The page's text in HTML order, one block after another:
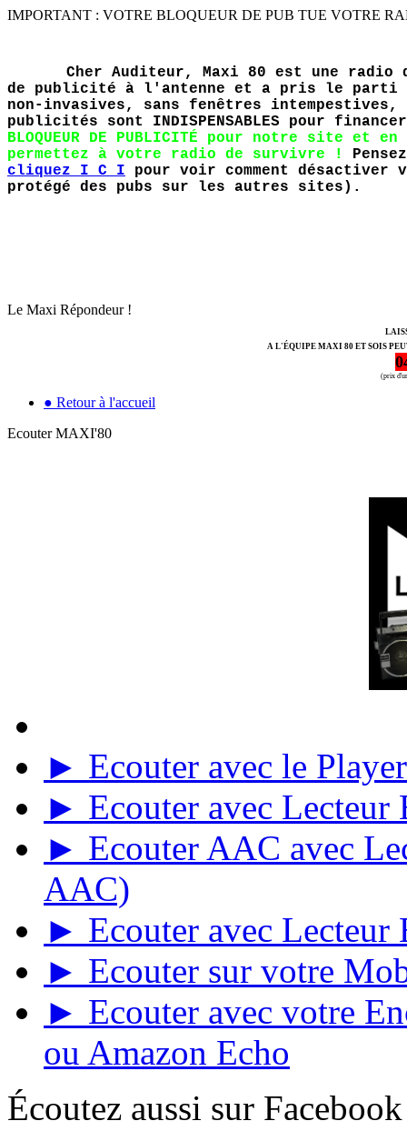
IMPORTANT : VOTRE BLOQUEUR DE PUB TUE VOTRE
Cher Auditeur, Maxi 80 est une
de publicité à l'antenne et a pris le parti
non-invasives, sans fenêtres intempestives,
publicités sont INDISPENSABLES pour
BLOQUEUR DE PUBLICITÉ pour notre site
permettez à votre radio de survivre !
cliquez I C I pour voir comment désactiver
protégé des pubs sur les autres sites).
Le Maxi Répondeur !
A L'ÉQUIPE MAXI 80 ET SOIS
(prix
● Retour à l'accueil
Ecouter MAXI'80
► Ecouter avec le
► Ecouter avec Lecteur
► Ecouter AAC avec
AAC)
► Ecouter avec Lecteur
► Ecouter sur votre
► Ecouter avec votre
ou Amazon Echo
Écoutez aussi sur